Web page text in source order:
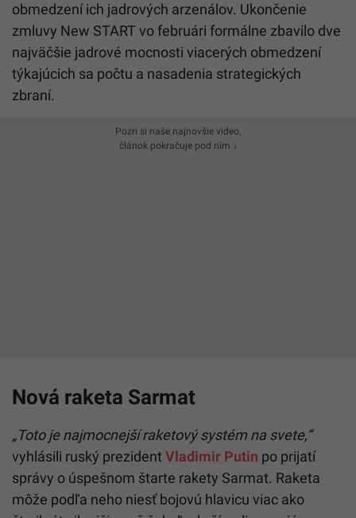
obmedzení ich jadrových arzenálov. Ukončenie
zmluvy New START vo februári formálne zbavilo dve
najväčšie jadrové mocnosti viacerých obmedzení
týkajúcich sa počtu a nasadenia strategických
zbraní.
Pozri si naše najnovšie video,
článok pokračuje pod ním ↓
Nová raketa Sarmat
„Toto je najmocnejší raketový systém na svete,“
vyhlásili ruský prezident Vladimir Putin po prijatí
správy o úspešnom štarte rakety Sarmat. Raketa
môže podľa neho niesť bojovú hlavicu viac ako